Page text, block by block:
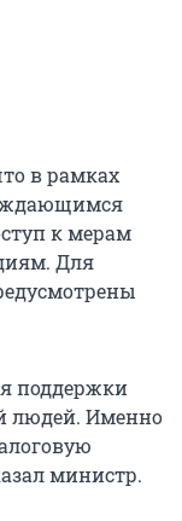
в рамках
к мерам
Для
поддержки
людей. Именно
министр.